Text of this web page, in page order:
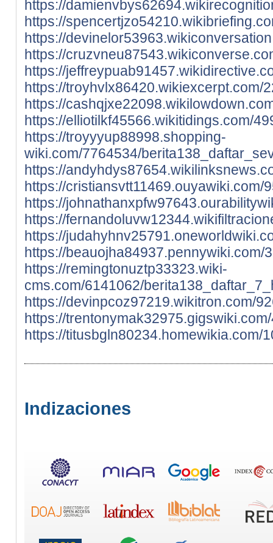
https://
https://
https://
https://
https://
https://
https://
https://elliotilkf45566.wikitidings.com/
https://troyyyup88998.shopping-
wiki.com/7764534/
https://
https://
https://
https://
https://
https://
https://remingtonuztp33323.wiki-
cms.com/6141062/
https://devinpcoz97219.wikitron.com/
https://
https://
Indizaciones